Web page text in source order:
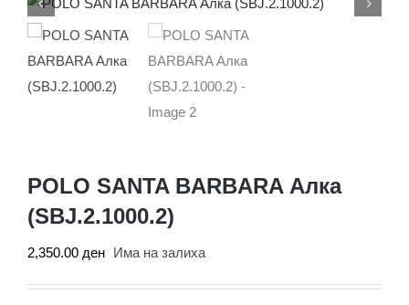
POLO SANTA BARBARA Алка
(SBJ.2.1000.2)
2,350.00 ден Има на залиха